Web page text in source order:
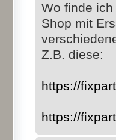
Wo finde
Shop mit
Z.B. diese:
https://
https://